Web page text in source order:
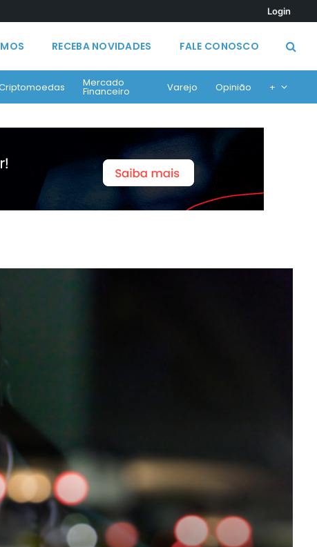
Login
RECEBA NOVIDADES FALE CONOSCO
Mercado
Financeiro Varejo Opinião +